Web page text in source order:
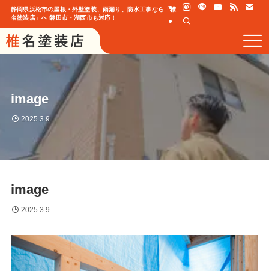
静岡県浜松市の屋根・外壁塗装、雨漏り、防水工事なら「椎
名塗装店」へ 磐田市・湖西市も対応！
image
2025.3.9
image
2025.3.9